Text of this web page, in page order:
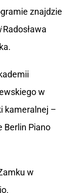
znajdzie
Radosława
w
kameralnej –
Berlin Piano
w